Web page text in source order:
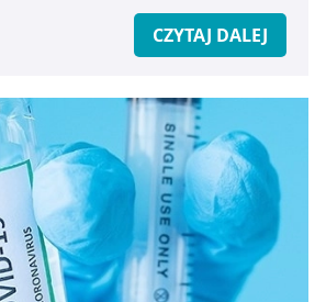
CZYTAJ DALEJ